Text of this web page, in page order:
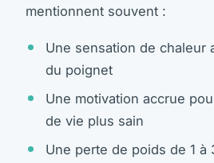
mentionnent souvent :
Une sensation de chaleur
du poignet
Une motivation accrue
de vie plus sain
Une perte de poids de 1 à